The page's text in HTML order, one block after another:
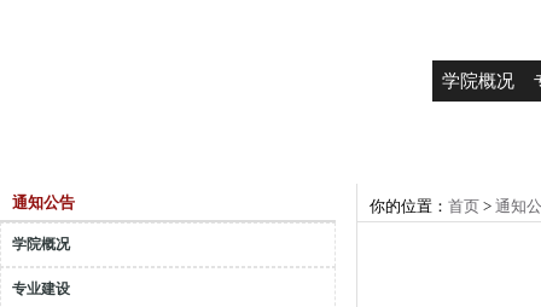
学院概况
通知公告
学院概况
专业建设
你的位置： 首页 > 通知